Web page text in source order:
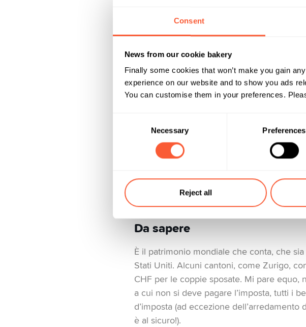
Consent
News from our cookie bakery
Finally some cookies that won’t make you gain
experience on our website and to show you ads
You can customise them in your preferences.
Necessary Preferences
Reject all
E poi c’è l’imposta preventiva, che
obbligazioni. È possibile recuperarla
evitare l’evasione fiscale. Da sapere: gli
L’imposta sulla sostanza si applica al tuo
Ma niente paura: il governo federale non
aliquote fiscali variano da cantone a
Da sapere
È il patrimonio mondiale che conta, che
Stati Uniti. Alcuni cantoni, come Zurigo,
CHF per le coppie sposate. Mi pare equo,
a cui non si deve pagare l’imposta, tutti i
d’imposta (ad eccezione
è al sicuro!).